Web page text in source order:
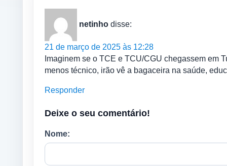
netinho disse:
21 de março de 2025 às 12:28
Imaginem se o TCE e TCU/CGU chegassem em
menos técnico, irão vê a bagaceira na saúde,
Responder
Deixe o seu comentário!
Nome: